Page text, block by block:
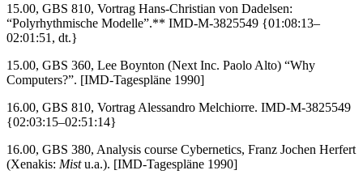
15.00, GBS 810, Vortrag Hans-Christian von Dadelsen:
“Polyrhythmische Modelle”.** IMD-M-3825549 {01:08:13–
02:01:51, dt.}
15.00, GBS 360, Lee Boynton (Next Inc. Paolo Alto) “Why
Computers?”. [IMD-Tagespläne 1990]
16.00, GBS 810, Vortrag Alessandro Melchiorre. IMD-M-3825549
{02:03:15–02:51:14}
16.00, GBS 380, Analysis course Cybernetics, Franz Jochen Herfert
(Xenakis: Mistu.a.). [IMD-Tagespläne 1990]